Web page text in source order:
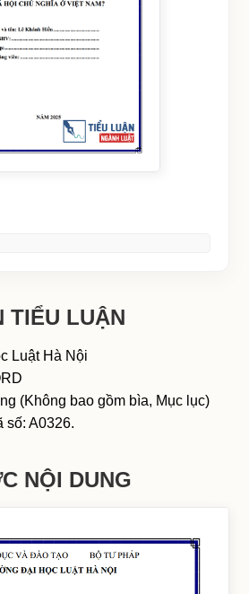
TIỂU LUẬN
Luật Hà Nội
(Không bao gồm bìa, Mục lục)
số: A0326.
NỘI DUNG